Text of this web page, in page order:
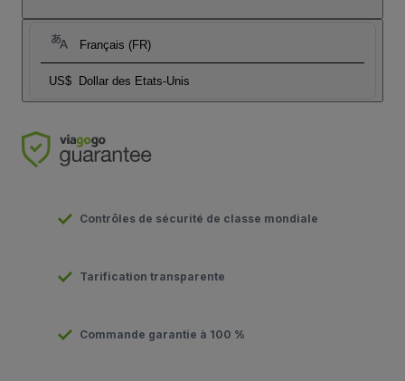
Français (FR)
US$ Dollar des Etats-Unis
Contrôles de sécurité de classe mondiale
Tarification transparente
Commande garantie à 100 %